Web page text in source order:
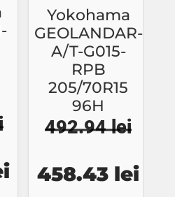
curent
Yokohama
GEOLANDAR-
A/T-G015-
RPB
205/70R15
96H
492.94lei
inițial
458.43 lei